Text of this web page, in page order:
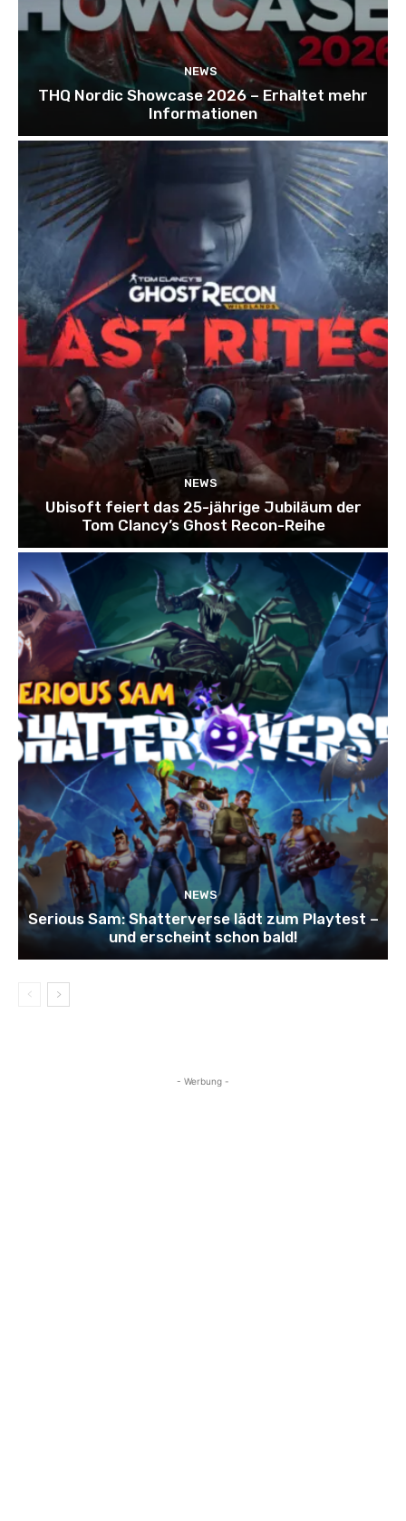
NEWS
THQ Nordic Showcase 2026 – Erhaltet mehr
Informationen
NEWS
Ubisoft feiert das 25-jährige Jubiläum der
Tom Clancy’s Ghost Recon-Reihe
NEWS
Serious Sam: Shatterverse lädt zum Playtest –
und erscheint schon bald!
- Werbung -